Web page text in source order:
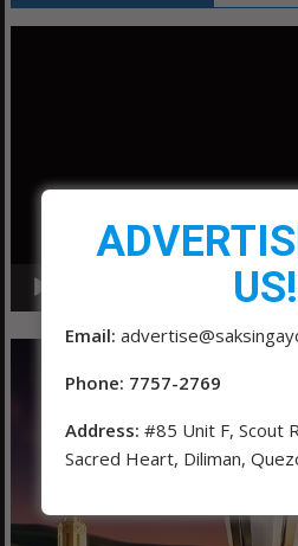
US!
Email:
Phone: 7757-2769
Address: #85 Unit F, Scout
Sacred Heart, Diliman,